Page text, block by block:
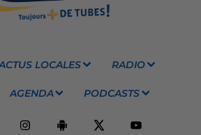
LOCALES RADIO
AGENDA PODCASTS